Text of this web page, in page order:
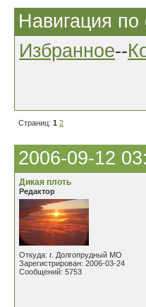
Навигация по
Избранное--
Страниц: 1 2
2006-09-12
Дикая плоть
Редактор
Откуда: г. Долгопрудный МО
Зарегистрирован: 2006-03-24
Сообщений: 5753